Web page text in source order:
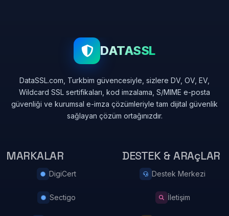
DATASSL
DataSSL.com, Turkbim güvencesiyle, sizlere DV, OV, EV,
Wildcard SSL sertifikaları, kod imzalama, S/MIME e-posta
güvenliği ve kurumsal e-imza çözümleriyle tam dijital güvenlik
sağlayan çözüm ortağınızdır.
MARKALAR
DigiCert
Sectigo
DESTEK & ARAçLAR
Destek Merkezi
İletişim